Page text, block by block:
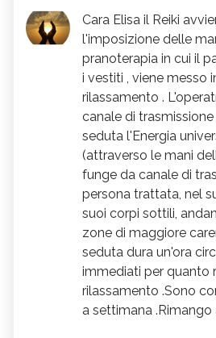
Cara Elisa il Reiki
l'imposizione delle
pranoterapia in cui il
i vestiti , viene messo
rilassamento .
canale di
seduta l'Energia
(attraverso le mani
funge da canale di
persona trattata, nel
suoi corpi sottili,
zone di maggiore
seduta dura un'ora
immediati per quanto
rilassamento .Sono
a settimana .Rimango